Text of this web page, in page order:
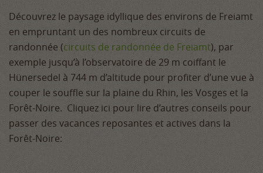
Découvrez le paysage idyllique des environs de Freiamt
en empruntant un des nombreux circuits de
randonnée (circuits de randonnée de Freiamt), par
exemple jusqu’à l’observatoire de 29 m coiffant le
Hünersedel à 744 m d’altitude pour profiter d’une vue à
couper le souffle sur la plaine du Rhin, les Vosges et la
Forêt-Noire. Cliquez ici pour lire d’autres conseils pour
passer des vacances reposantes et actives dans la
Forêt-Noire: